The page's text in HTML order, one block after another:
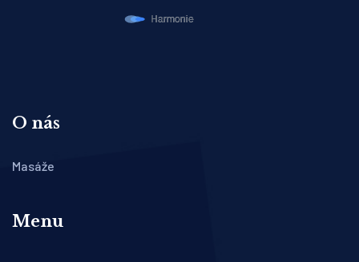
O nás
Masáže
Menu